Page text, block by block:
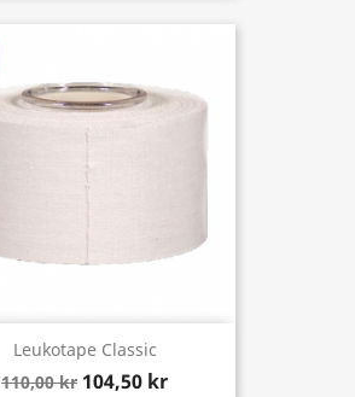
Leukotape Classic
110,00 kr 104,50 kr